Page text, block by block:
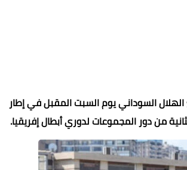
السوداني يوم السبت المقبل في إطار
من دور المجموعات لدوري أبطال إفريقيا.